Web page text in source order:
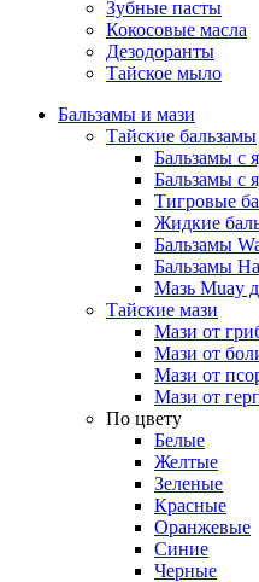
Зубные пасты
Кокосовые масла
Дезодоранты
Тайское мыло
Бальзамы и мази
Тайские бальзамы
Бальзамы с
Бальзамы с
Тигровые
Жидкие
Бальзамы
Бальзамы
Мазь Muay
Тайские мази
Мази от
Мази от
Мази от
Мази от
По цвету
Белые
Желтые
Зеленые
Красные
Оранжевые
Синие
Черные